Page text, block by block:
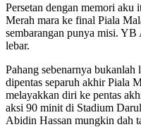
Persetan dengan memori aku
Merah mara ke final Piala
sembarangan punya misi.
lebar.
Pahang sebenarnya bukanlah
dipentas separuh akhir Piala
melayakkan diri ke pentas
aksi 90 minit di Stadium
Abidin Hassan mungkin dah